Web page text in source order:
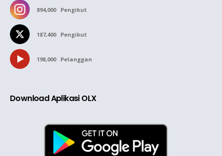
894,000 Pengikut
187,400 Pengikut
198,000 Pelanggan
Download Aplikasi OLX